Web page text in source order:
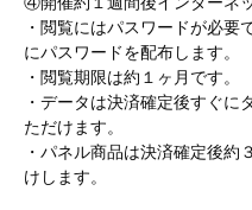
・閲覧にはパスワードが必要
にパスワードを配布します。
・閲覧期限は約１ヶ月です。
・データは決済確定後すぐに
ただけます。
・パネル商品は決済確定後約
けします。